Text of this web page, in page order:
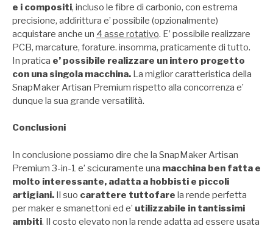
e i compositi, incluso le fibre di carbonio, con estrema
precisione, addirittura e’ possibile (opzionalmente)
acquistare anche un 4 asse rotativo. E’ possibile realizzare
PCB, marcature, forature. insomma, praticamente di tutto.
In pratica e’ possibile realizzare un intero progetto
con una singola macchina. La miglior caratteristica della
SnapMaker Artisan Premium rispetto alla concorrenza e’
dunque la sua grande versatilità.
Conclusioni
In conclusione possiamo dire che la SnapMaker Artisan
Premium 3-in-1 e’ scicuramente una macchina ben fatta e
molto interessante, adatta a hobbisti e piccoli
artigiani. Il suo carattere tuttofare la rende perfetta
per maker e smanettoni ed e’ utilizzabile in tantissimi
ambiti. Il costo elevato non la rende adatta ad essere usata